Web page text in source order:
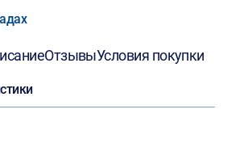
ОтзывыУсловия покупки